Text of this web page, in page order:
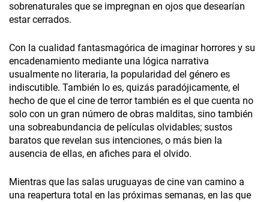
sobrenaturales que se impregnan en ojos que desearían
estar cerrados.
Con la cualidad fantasmagórica de imaginar horrores y su
encadenamiento mediante una lógica narrativa
usualmente no literaria, la popularidad del género es
indiscutible. También lo es, quizás paradójicamente, el
hecho de que el cine de terror también es el que cuenta no
solo con un gran número de obras malditas, sino también
una sobreabundancia de películas olvidables; sustos
baratos que revelan sus intenciones, o más bien la
ausencia de ellas, en afiches para el olvido.
Mientras que las salas uruguayas de cine van camino a
una reapertura total en las próximas semanas, en las que